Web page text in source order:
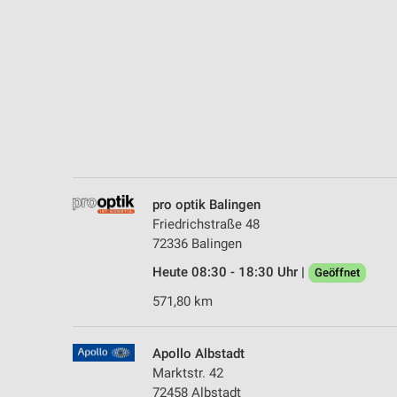
pro optik Balingen
Friedrichstraße 48
72336 Balingen
Heute 08:30 - 18:30 Uhr |
Geöffnet
571,80 km
Apollo Albstadt
Marktstr. 42
72458 Albstadt
Verwendung genauer Standortdaten
Geräte anhand von aktiv angeforderten Informationen
Funktional